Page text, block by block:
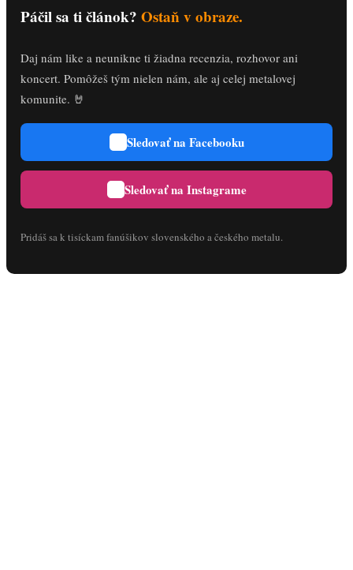
Páčil sa ti článok? Ostaň v obraze.
Daj nám like a neunikne ti žiadna recenzia, rozhovor ani
koncert. Pomôžeš tým nielen nám, ale aj celej metalovej
komunite. 🤘
Sledovať na Facebooku
Sledovať na Instagrame
Pridáš sa k tisíckam fanúšikov slovenského a českého metalu.